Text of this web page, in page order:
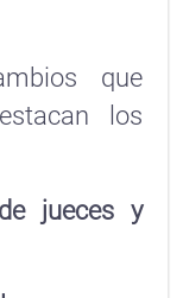
que
los
jueces y